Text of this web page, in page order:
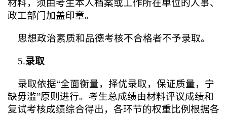
材料，须由考生本人档案或工作所在单位的人事、
政工部门加盖印章。
思想政治素质和品德考核不合格者不予录取。
5.录取
录取依据“全面衡量，择优录取，保证质量，宁
缺毋滥”原则进行。考生总成绩由材料评议成绩和
复试考核成绩综合得出，各环节的权重比例根据各